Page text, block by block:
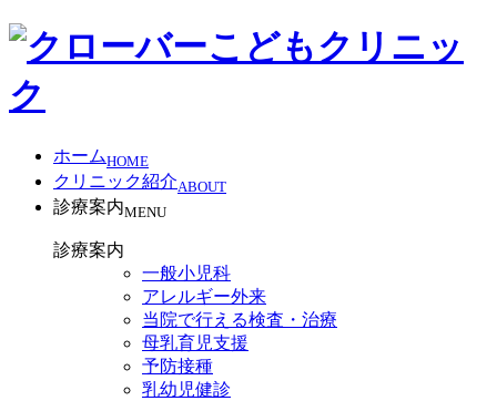
ホームHOME
クリニック紹介ABOUT
診療案内MENU
診療案内
一般小児科
アレルギー外来
当院で行える検査・治療
母乳育児支援
予防接種
乳幼児健診